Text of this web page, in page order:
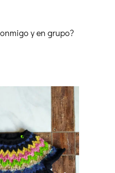
y en grupo?